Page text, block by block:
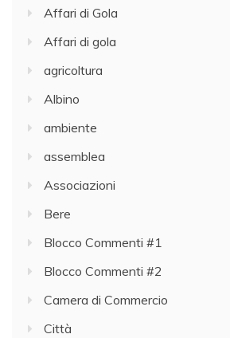
Affari di Gola
Affari di gola
agricoltura
Albino
ambiente
assemblea
Associazioni
Bere
Blocco Commenti #1
Blocco Commenti #2
Camera di Commercio
Città